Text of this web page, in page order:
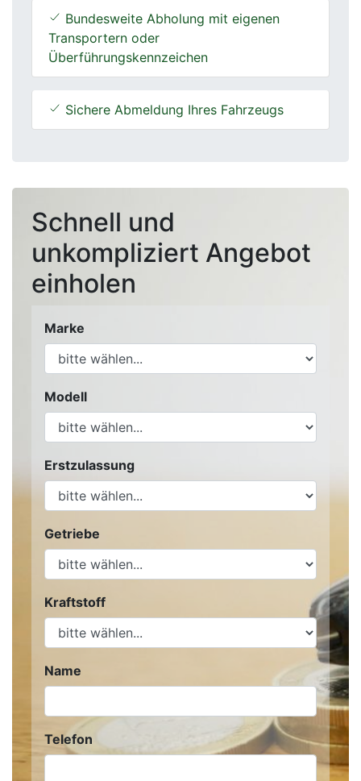
Bundesweite Abholung mit eigenen
Transportern oder
Überführungskennzeichen
Sichere Abmeldung Ihres Fahrzeugs
Schnell und
unkompliziert Angebot
einholen
Marke
Modell
Erstzulassung
Getriebe
Kraftstoff
Name
Telefon